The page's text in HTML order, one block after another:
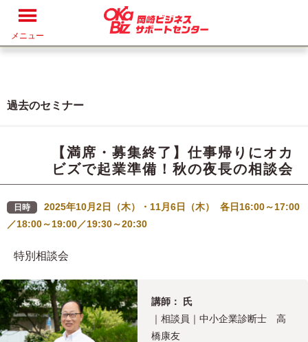
メニュー
過去のセミナー
【満席・募集終了】仕事帰りにオカ
ビズで起業準備！秋の夜長の相談会
日時
2025年10月2日（木）・11月6日（木） 各日16:00～17:00
／18:00～19:00／19:30～20:30
特別相談会
講師： 氏
｜相談員｜中小企業診断士 高
橋康友